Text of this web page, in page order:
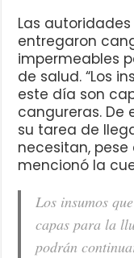
Las
entregaron
impermeables
de salud. “Los
este día son
cangureras.
su tarea de
necesitan,
mencionó la
Los insumos
capas para la
podrán